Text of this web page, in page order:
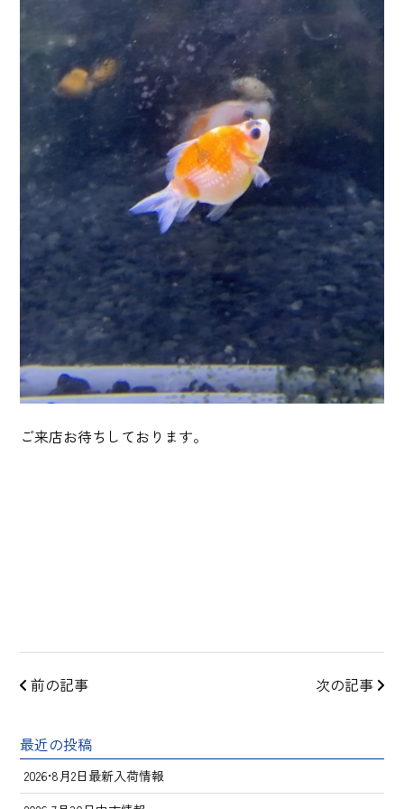
ご来店お待ちしております。
前の記事 次の記事
最近の投稿
2026•8月2日最新入荷情報